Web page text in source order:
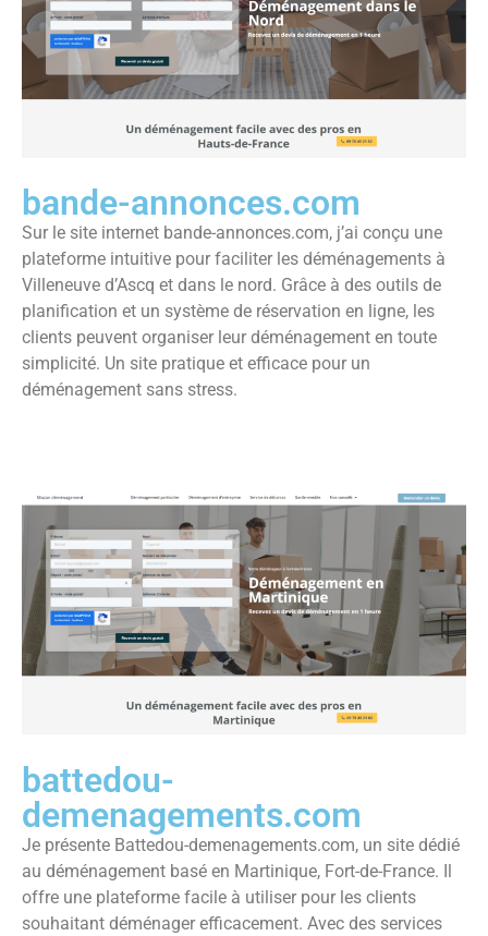
bande-annonces.com
Sur le site internet bande-annonces.com, j’ai conçu une
plateforme intuitive pour faciliter les déménagements à
Villeneuve d’Ascq et dans le nord. Grâce à des outils de
planification et un système de réservation en ligne, les
clients peuvent organiser leur déménagement en toute
simplicité. Un site pratique et efficace pour un
déménagement sans stress.
battedou-
demenagements.com
Je présente Battedou-demenagements.com, un site dédié
au déménagement basé en Martinique, Fort-de-France. Il
offre une plateforme facile à utiliser pour les clients
souhaitant déménager efficacement. Avec des services